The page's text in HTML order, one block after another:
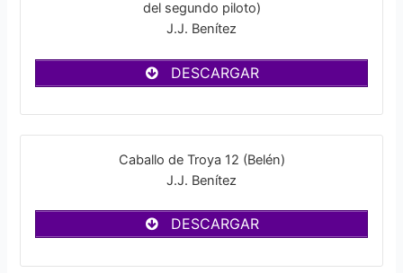
del segundo piloto)
J.J. Benítez
DESCARGAR
Caballo de Troya 12 (Belén)
J.J. Benítez
DESCARGAR